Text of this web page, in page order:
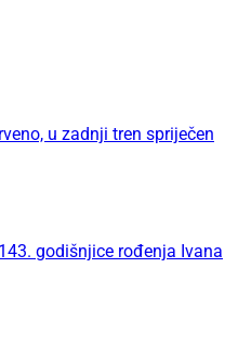
u zadnji tren spriječen
godišnjice rođenja Ivana